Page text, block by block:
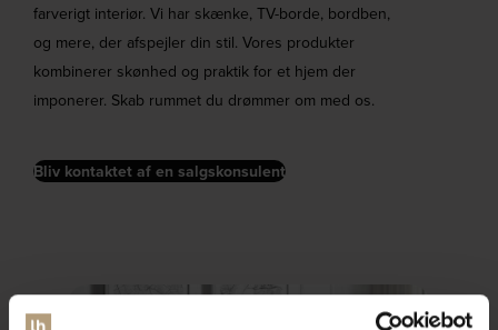
farverigt interiør. Vi har skænke, TV-borde, bordben,
og mere, der afspejler din stil. Vores produkter
kombinerer skønhed og praktik for et hjem der
imponerer. Skab rummet du drømmer om med os.
Bliv kontaktet af en salgskonsulent